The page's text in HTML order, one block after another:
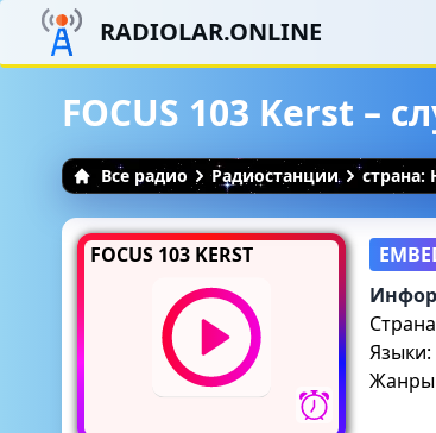
RADIOLAR.ONLINE
FOCUS 103 Kerst –
Все радио Радиостанции страна:
FOCUS 103 KERST
Языки: